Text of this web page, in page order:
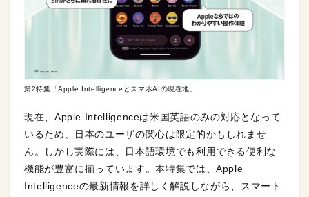
第2特集「Apple IntelligenceとスマホAIの現在地」
現在、Apple Intelligenceは米国英語のみの対応となって
いるため、日本のユーザの関心は限定的かもしれませ
ん。しかし実際には、日本語環境でも利用できる便利な
機能が豊富に揃っています。本特集では、Apple
Intelligenceの最新情報を詳しく解説しながら、スマート